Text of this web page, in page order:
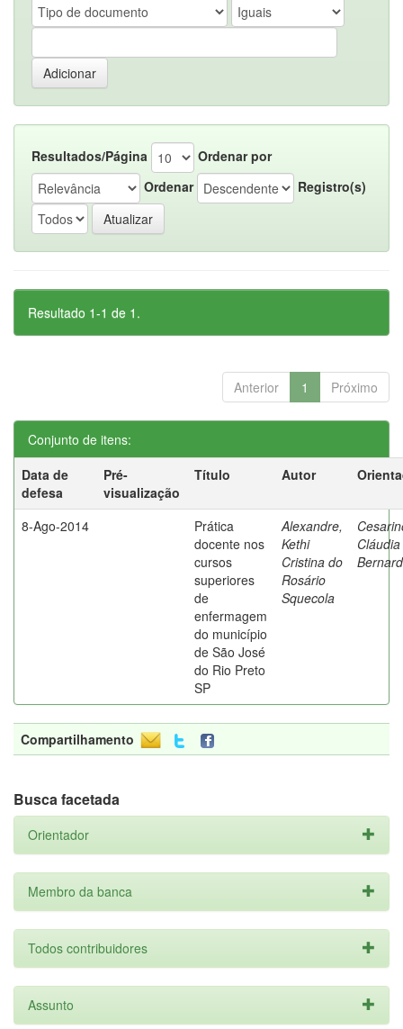
Resultados/Página
Ordenar por
Ordenar
Registro(s)
Resultado 1-1 de 1.
Anterior 1 Próximo
Conjunto de itens:
Data de
defesa
Pré-
visualização
Título Autor
8-Ago-2014
Prática
docente nos
cursos
superiores
de
enfermagem
do município
de São José
do Rio Preto
SP
Alexandre,
Kethi
Cristina do
Rosário
Squecola
Cláudia
Compartilhamento
Busca facetada
Orientador
Membro da banca
Todos contribuidores
Assunto